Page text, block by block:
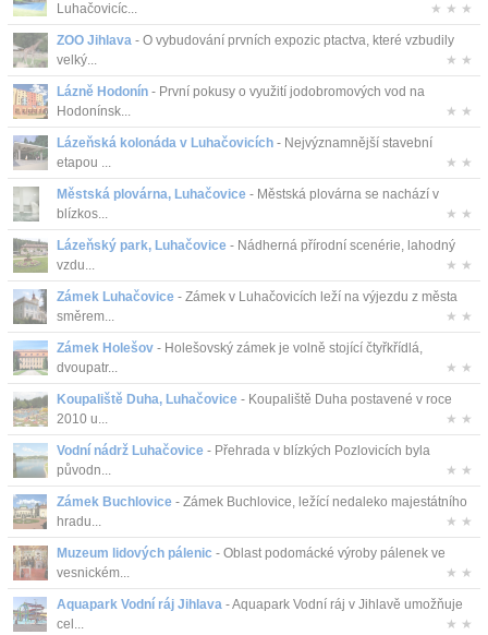
Luhačovicíc...
★ ★ ★
ZOO Jihlava - O vybudování prvních expozic ptactva, které vzbudily
velký...
★ ★
Lázně Hodonín - První pokusy o využití jodobromových vod na
Hodonínsk...
★ ★
Lázeňská kolonáda v Luhačovicích - Nejvýznamnější stavební
etapou ...
★ ★
Městská plovárna, Luhačovice - Městská plovárna se nachází v
blízkos...
★ ★
Lázeňský park, Luhačovice - Nádherná přírodní scenérie, lahodný
vzdu...
★ ★
Zámek Luhačovice - Zámek v Luhačovicích leží na výjezdu z města
směrem...
★ ★
Zámek Holešov - Holešovský zámek je volně stojící čtyřkřídlá,
dvoupatr...
★ ★
Koupaliště Duha, Luhačovice - Koupaliště Duha postavené v roce
2010 u...
★ ★
Vodní nádrž Luhačovice - Přehrada v blízkých Pozlovicích byla
původn...
★ ★
Zámek Buchlovice - Zámek Buchlovice, ležící nedaleko majestátního
hradu...
★ ★
Muzeum lidových pálenic - Oblast podomácké výroby pálenek ve
vesnickém...
★ ★
Aquapark Vodní ráj Jihlava - Aquapark Vodní ráj v Jihlavě umožňuje
cel...
★ ★